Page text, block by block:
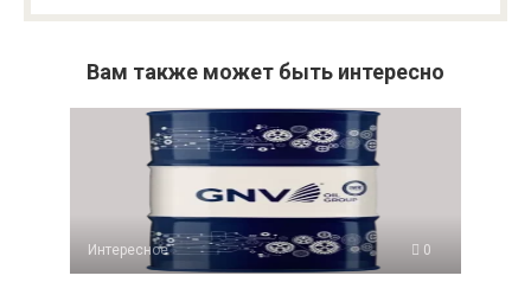
Вам также может быть интересно
Интересное 0